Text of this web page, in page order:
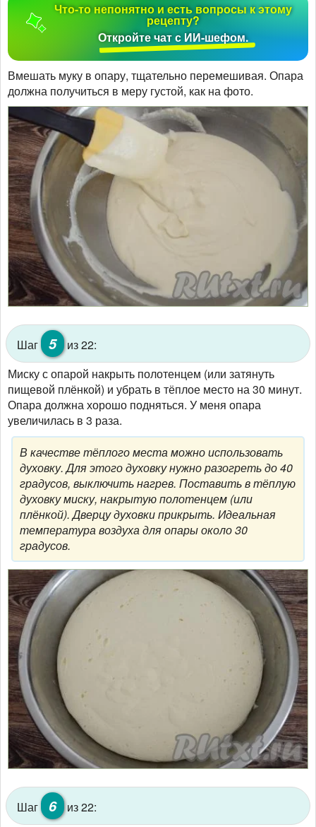
Что-то непонятно и есть вопросы к этому
рецепту?
Откройте чат с ИИ-шефом.
Вмешать муку в опару, тщательно перемешивая. Опара
должна получиться в меру густой, как на фото.
Шаг 5
из 22:
Миску с опарой накрыть полотенцем (или затянуть
пищевой плёнкой) и убрать в тёплое место на 30 минут.
Опара должна хорошо подняться. У меня опара
увеличилась в 3 раза.
В качестве тёплого места можно использовать
духовку. Для этого духовку нужно разогреть до 40
градусов, выключить нагрев. Поставить в тёплую
духовку миску, накрытую полотенцем (или
плёнкой). Дверцу духовки прикрыть. Идеальная
температура воздуха для опары около 30
градусов.
Шаг 6
из 22: